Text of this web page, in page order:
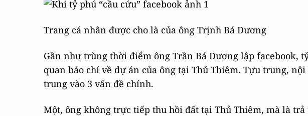
Trang cá nhân được cho là của ông Trịnh Bá Dương
Gần như trùng thời điểm ông Trần Bá Dương lập facebook,
quan báo chí về dự án của ông tại Thủ Thiêm. Tựu trung,
trung vào 3 vấn đề chính.
Một, ông không trực tiếp thu hồi đất tại Thủ Thiêm, mà là